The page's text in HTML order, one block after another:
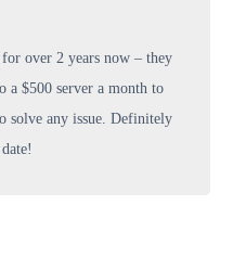
over 2 years now – they
a $500 server a month to
solve any issue. Definitely